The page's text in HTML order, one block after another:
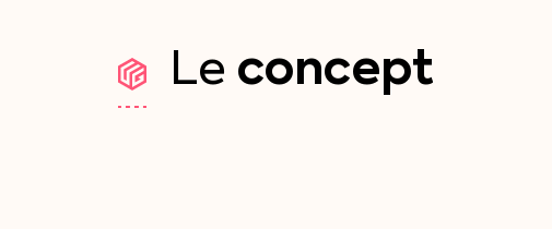
Le concept